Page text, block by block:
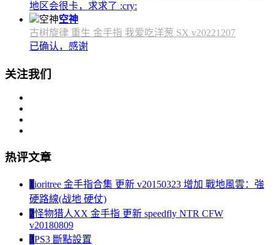
地区会很卡，求求了 :cry:
空神
古树旋律 重生 金手指 我爱吃洋葱 SX v20221207
已确认，感谢
关注我们
热评文章
1ioritree 金手指合集 更新 v20150323 增加 戰地風雲：強
硬路線(战地 硬仗)
2怪物猎人XX 金手指 更新 speedfly NTR CFW
v20180809
3PS3 斷點設置